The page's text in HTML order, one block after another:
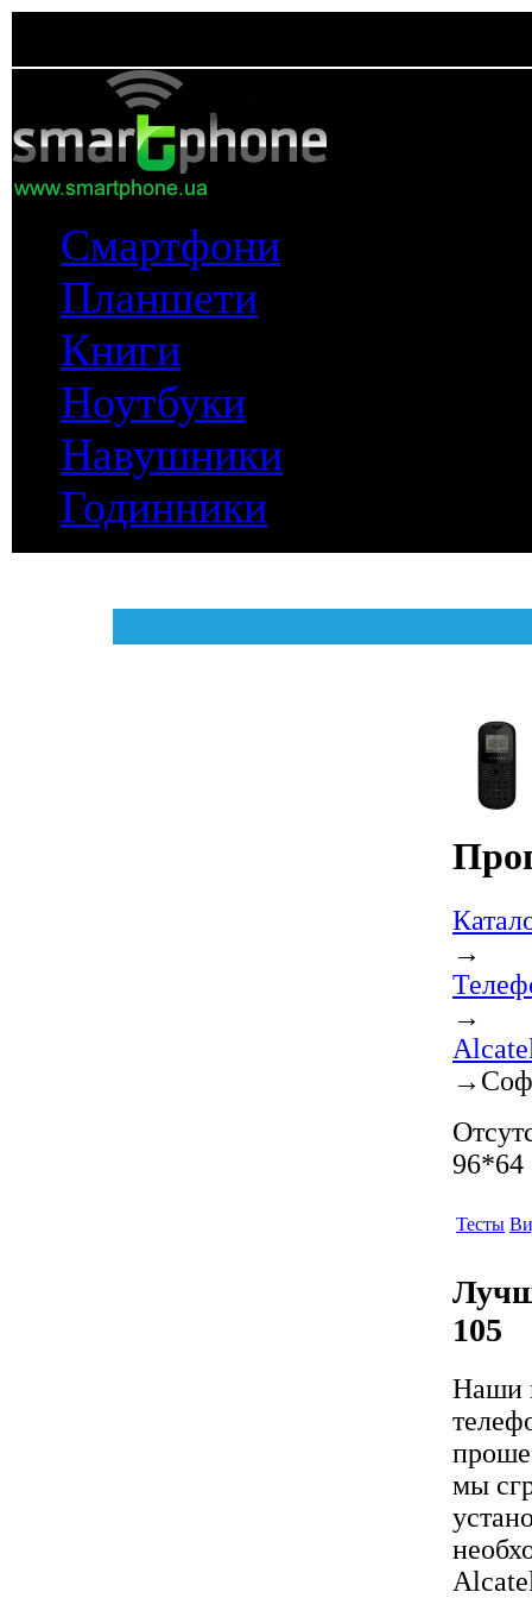
Смартфони
Планшети
Книги
Ноутбуки
Навушники
Годинники
→
→
→
Тесты
105
Наши
проше
мы